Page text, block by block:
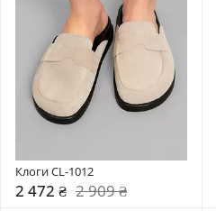
Клоги CL-1012
2 472 ₴ 2 909 ₴